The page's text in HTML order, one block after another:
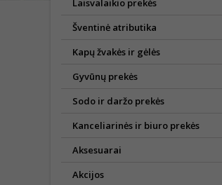
Laisvalaikio prekės
Šventinė atributika
Kapų žvakės ir gėlės
Gyvūnų prekės
Sodo ir daržo prekės
Kanceliarinės ir biuro prekės
Aksesuarai
Akcijos